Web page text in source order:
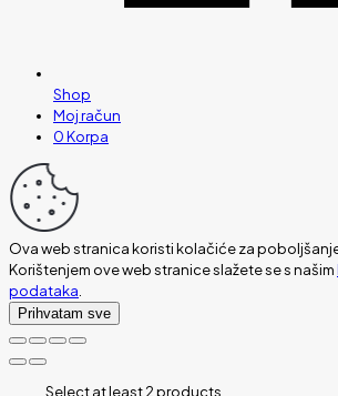
Shop
Moj račun
0Korpa
Ova web stranica koristi kolačiće za
Korištenjem ove web stranice slažete se s našim
podataka.
Prihvatam sve
Select at least 2 products